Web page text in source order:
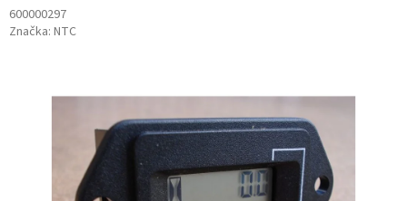
600000297
Značka: NTC